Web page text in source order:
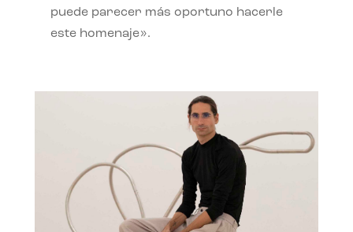
puede parecer más oportuno hacerle
este homenaje».